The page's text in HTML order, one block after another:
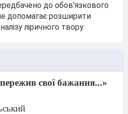
до обов'язкового
допомагає розширити
ліричного твору.
свої бажання...»